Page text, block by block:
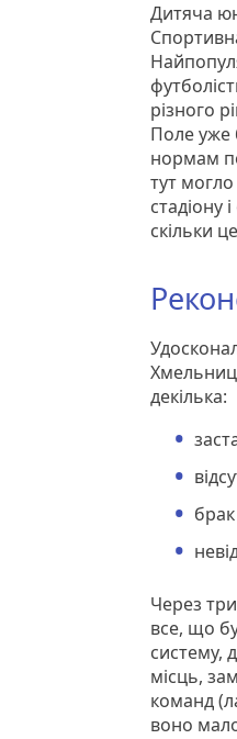
Дитяча
різного
Поле уже
нормам
тут
стадіону
скільки
декілька:
Через
все, що
систему,
місць,
команд
воно